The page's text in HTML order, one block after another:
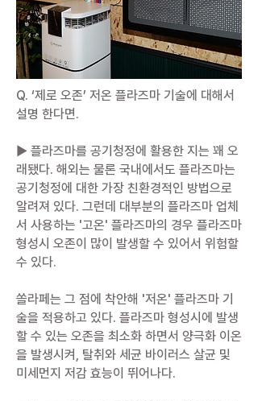
Q. ‘제로 오존’ 저온 플라즈마 기술에 대해서
설명 한다면.
▶ 플라즈마를 공기청정에 활용한 지는 꽤 오
래됐다. 해외는 물론 국내에서도 플라즈마는
공기청정에 대한 가장 친환경적인 방법으로
알려져 있다. 그런데 대부분의 플라즈마 업체
서 사용하는 '고온' 플라즈마의 경우 플라즈마
형성시 오존이 많이 발생할 수 있어서 위험할
수 있다.
쏠라페는 그 점에 착안해 '저온' 플라즈마 기
술을 적용하고 있다. 플라즈마 형성시에 발생
할 수 있는 오존을 최소화 하면서 양극화 이온
을 발생시켜, 탈취와 세균 바이러스 살균 및
미세먼지 저감 효능이 뛰어나다.